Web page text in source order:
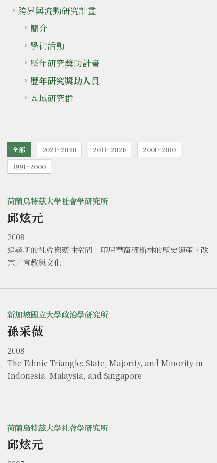
跨界與流動研究計畫
簡介
學術活動
歷年研究獎助計畫
歷年研究獎助人員
區域研究群
全部 2021~2030 2011~2020
2001~2010
1991~2000
荷蘭烏特茲大學社會學研究所
邱炫元
2008
追尋新的社會與靈性空間－印尼華裔穆斯林的歷史遺產、改
宗／宣教與文化
新加坡國立大學政治學研究所
孫采薇
2008
The Ethnic Triangle: State, Majority, and Minority in
Indonesia, Malaysia, and Singapore
荷蘭烏特茲大學社會學研究所
邱炫元